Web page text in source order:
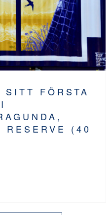
SITT FÖRSTA
RESERVE (40